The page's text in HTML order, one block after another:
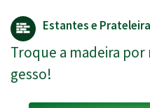
Estantes e
Troque a madeira
gesso!